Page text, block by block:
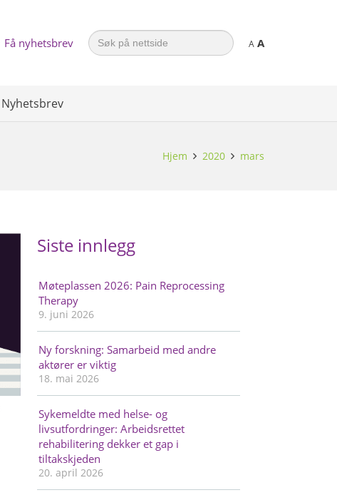
Få nyhetsbrev
Search
for: A A
Nyhetsbrev
Hjem 2020 mars
Siste innlegg
Møteplassen 2026: Pain Reprocessing
Therapy
9. juni 2026
Ny forskning: Samarbeid med andre
aktører er viktig
18. mai 2026
Sykemeldte med helse- og
livsutfordringer: Arbeidsrettet
rehabilitering dekker et gap i
tiltakskjeden
20. april 2026